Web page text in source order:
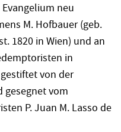
neu
M. Hofbauer (geb.
1820 in Wien) und an
in
von der
gesegnet vom
P. Juan M. Lasso de